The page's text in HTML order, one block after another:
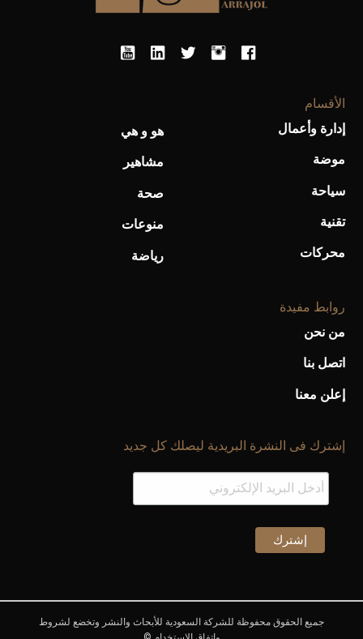
الأقسام
إدارة وأعمال
موضة
سياحة
تقنية
محركات
هو و هي
مشاهير
صحة
منوعات
رياضة
روابط مفيدة
من نحن
اتصل بنا
إعلن معنا
إشترك فى النشرة البريدية ليصلك كل جديد
جميع الحقوق محفوظة للشركة السعودية للأبحاث والنشر وتخضع لشروط